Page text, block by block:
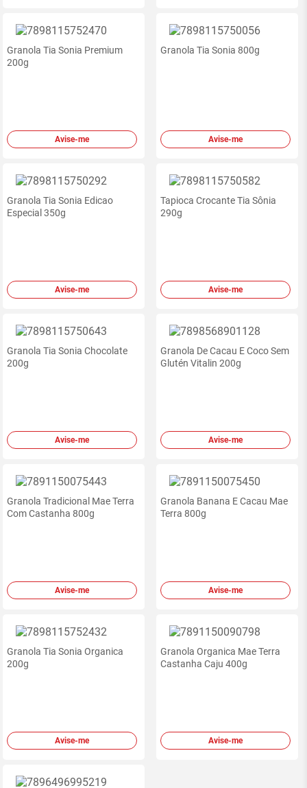
Granola Tia Sonia Premium
200g
Avise-me
Granola Tia Sonia 800g
Avise-me
Granola Tia Sonia Edicao
Especial 350g
Avise-me
Tapioca Crocante Tia Sônia
290g
Avise-me
Granola Tia Sonia Chocolate
200g
Avise-me
Granola De Cacau E Coco Sem
Glutén Vitalin 200g
Avise-me
Granola Tradicional Mae Terra
Com Castanha 800g
Avise-me
Granola Banana E Cacau Mae
Terra 800g
Avise-me
Granola Tia Sonia Organica
200g
Avise-me
Granola Organica Mae Terra
Castanha Caju 400g
Avise-me